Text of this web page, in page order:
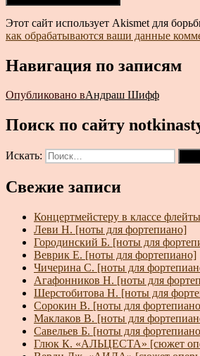
Этот сайт использует Akismet для
как обрабатываются ваши данные
Навигация по записям
Опубликовано вАндраш Шифф
Поиск по сайту
Искать:
Свежие записи
Концертмейстеру в классе
Леви Н. [ноты для фортепиано]
Городинский Б. [ноты для
Веврик Е. [ноты для фортепиано]
Чичерина С. [ноты для
Агафонников Н. [ноты для
Шерстобитова Н. [ноты для
Сорокин В. [ноты для
Маклаков В. [ноты для
Савельев Б. [ноты для
Глюк К. «АЛЬЦЕСТА» [сюжет